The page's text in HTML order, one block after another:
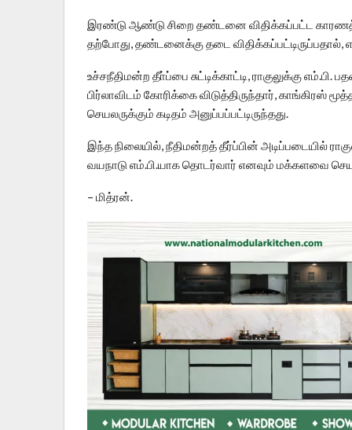
இரண்டு ஆண்டு சிறை தண்டனை விதிக்கப்பட்ட
தற்போது, தண்டனைக்கு தடை விதிக்கப்பட்டிருப்பதால்,
உச்சநீதிமன்ற தீா்ப்பை சுட்டிக்காட்டி, ராகுலுக்கு
பிர்லாவிடம் கோரிக்கை விடுத்திருந்தார், காங்கிரஸ்
செயலருக்கும் கடிதம் அனுப்பப்பட்டிருந்தது.
இந்த நிலையில், நீதிமன்றத் தீர்ப்பின் அடிப்படையில்
வயநாடு எம்.பி.யாக தொடர்வார் எனவும் மக்களவை
– மித்ரன்.